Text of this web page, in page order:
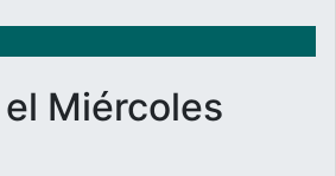
Miércoles